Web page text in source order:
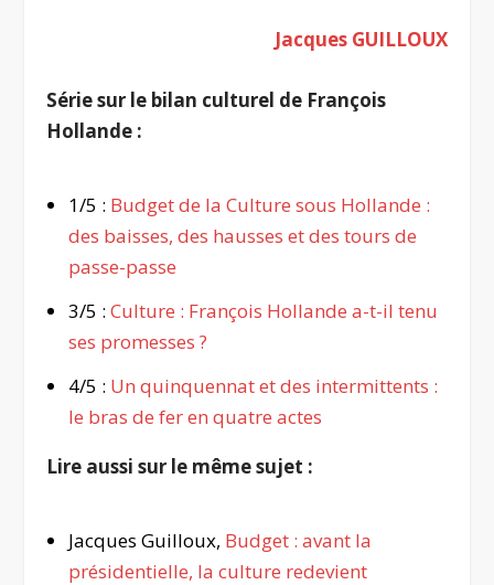
Jacques GUILLOUX
Série sur le bilan culturel de François
Hollande :
1/5 : Budget de la Culture sous Hollande :
des baisses, des hausses et des tours de
passe-passe
3/5 : Culture : François Hollande a-t-il tenu
ses promesses ?
4/5 : Un quinquennat et des intermittents :
le bras de fer en quatre actes
Lire aussi sur le même sujet :
Jacques Guilloux, Budget : avant la
présidentielle, la culture redevient